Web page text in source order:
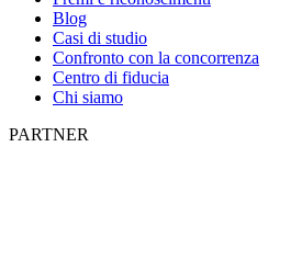
Blog
Casi di studio
Confronto con la concorrenza
Centro di fiducia
Chi siamo
PARTNER